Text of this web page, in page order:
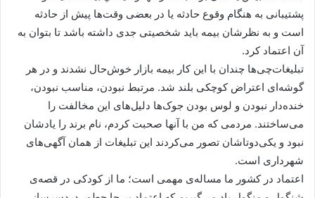
پشتیبانی به هنگام وقوع حادثه یا در بعضی وقت‌ها پیش از حادثه
است و به نظرشان بیمه باید شخصیتی جدی داشته باشد تا بتوان به
آن اعتماد کرد.
تبلیغات‌چی‌ها چندان با این کار بیمه‌ بازار خوش‌حال نشدند و در هر
گوشه‌ای اعتراض کوچکی بلند شد. مرتبط نبودن، مناسب نبودن،
خنده‌دار نبودن و لوس بودن جوک‌ها دلیل‌های این مخالفت را
می‌ساختند. مردمی که من با آنها صحبت کردم، نام برند را یادشان
نبود و یکی‌دوتاشان تصور می‌کردند این تبلیغات از همان آگهی‌های
شهرداری است.
اعتماد در کشور ما مساله‌ی مهمی است؛ ما از کودکی در قصه‌ی